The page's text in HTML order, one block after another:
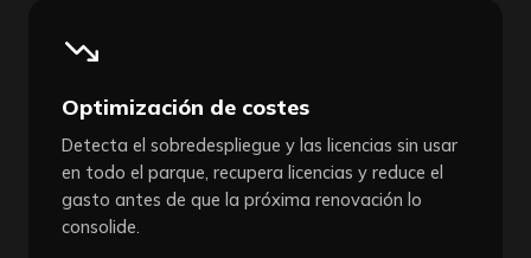
Optimización de costes
Detecta el sobredespliegue y las licencias sin usar
en todo el parque, recupera licencias y reduce el
gasto antes de que la próxima renovación lo
consolide.